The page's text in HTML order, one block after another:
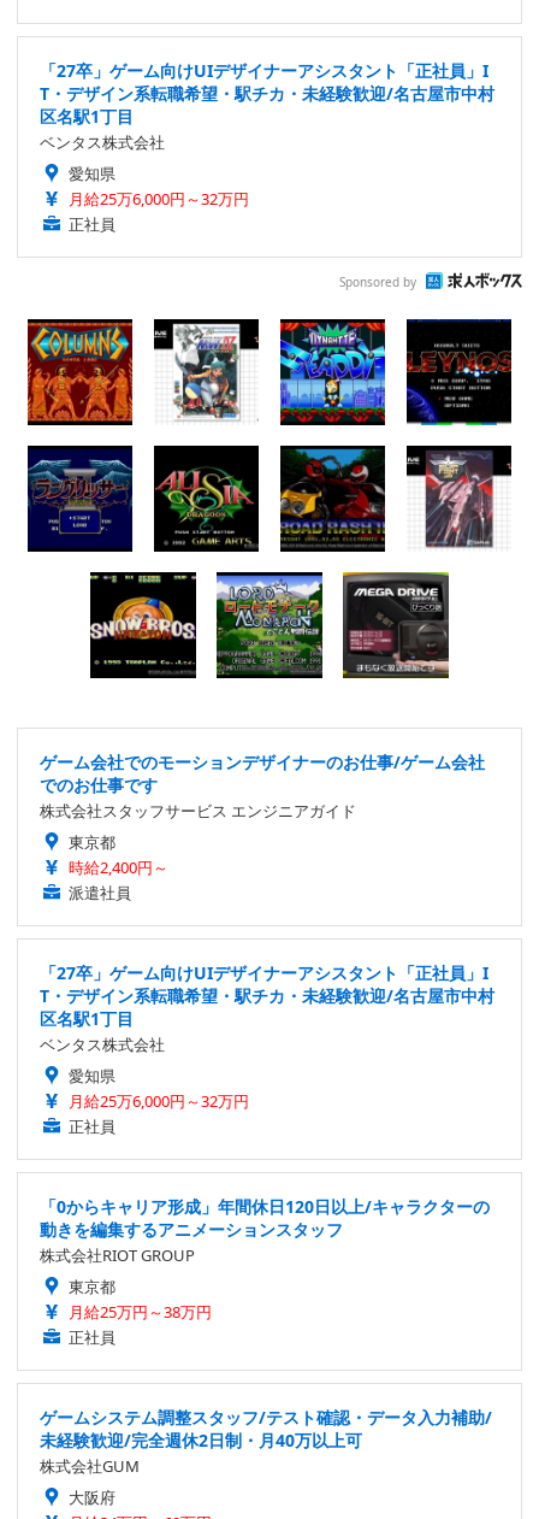
「27卒」ゲーム向けUIデザイナーアシスタント「正社員」I
T・デザイン系転職希望・駅チカ・未経験歓迎/名古屋市中村
区名駅1丁目
ベンタス株式会社
愛知県
月給25万6,000円～32万円
正社員
Sponsored by
ゲーム会社でのモーションデザイナーのお仕事/ゲーム会社
でのお仕事です
株式会社スタッフサービス エンジニアガイド
東京都
時給2,400円～
派遣社員
「27卒」ゲーム向けUIデザイナーアシスタント「正社員」I
T・デザイン系転職希望・駅チカ・未経験歓迎/名古屋市中村
区名駅1丁目
ベンタス株式会社
愛知県
月給25万6,000円～32万円
正社員
「0からキャリア形成」年間休日120日以上/キャラクターの
動きを編集するアニメーションスタッフ
株式会社RIOT GROUP
東京都
月給25万円～38万円
正社員
ゲームシステム調整スタッフ/テスト確認・データ入力補助/
未経験歓迎/完全週休2日制・月40万以上可
株式会社GUM
大阪府